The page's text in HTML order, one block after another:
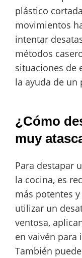
plástico
movimientos
intentar
métodos
situaciones de
la ayuda de un
¿Cómo
muy
Para destapar
la cocina, es
más potentes
utilizar un
ventosa,
en vaivén
También